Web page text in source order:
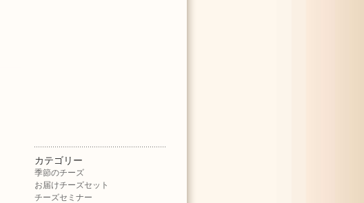
カテゴリー
季節のチーズ
お届けチーズセット
チーズセミナー